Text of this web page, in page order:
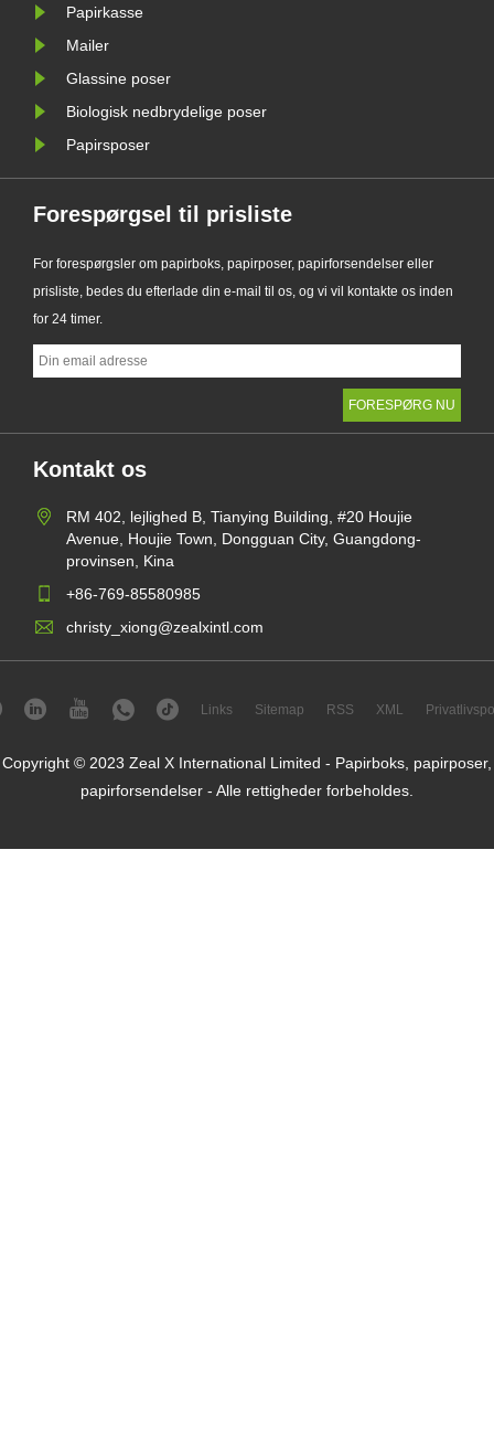
Papirkasse
Mailer
Glassine poser
Biologisk nedbrydelige poser
Papirsposer
Forespørgsel til prisliste
For forespørgsler om papirboks, papirposer, papirforsendelser eller
prisliste, bedes du efterlade din e-mail til os, og vi vil kontakte os inden
for 24 timer.
Kontakt os
RM 402, lejlighed B, Tianying Building, #20 Houjie
Avenue, Houjie Town, Dongguan City, Guangdong-
provinsen, Kina
+86-769-85580985
christy_xiong@zealxintl.com
Links Sitemap RSS XML
Copyright © 2023 Zeal X International Limited - Papirboks, papirposer,
papirforsendelser - Alle rettigheder forbeholdes.